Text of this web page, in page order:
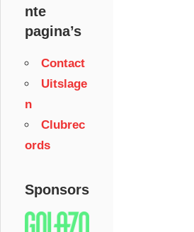
nte
pagina’s
Contact
Uitslage
n
Clubrec
ords
Sponsors